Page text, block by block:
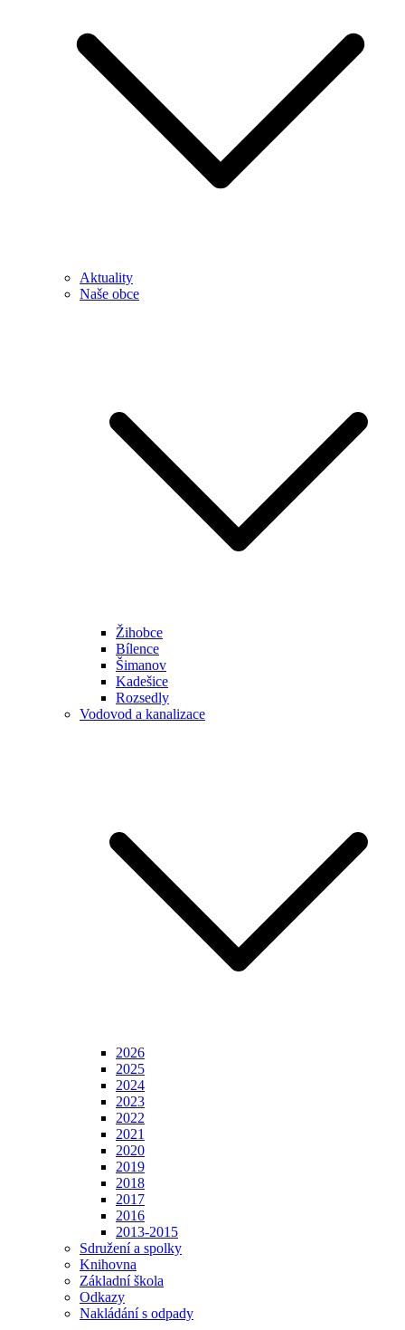
Aktuality
Naše obce
Žihobce
Bílence
Šimanov
Kadešice
Rozsedly
Vodovod a kanalizace
2026
2025
2024
2023
2022
2021
2020
2019
2018
2017
2016
2013-2015
Sdružení a spolky
Knihovna
Základní škola
Odkazy
Nakládání s odpady